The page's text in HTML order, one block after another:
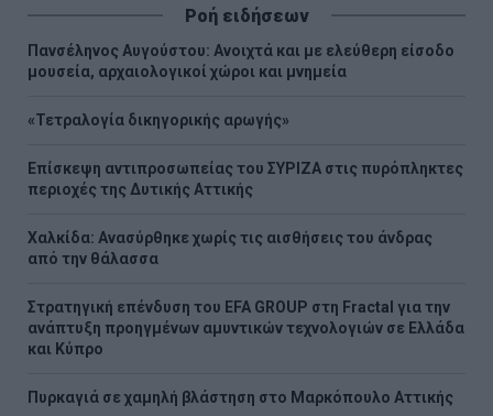
Ροή ειδήσεων
Πανσέληνος Αυγούστου: Ανοιχτά και με ελεύθερη είσοδο
μουσεία, αρχαιολογικοί χώροι και μνημεία
«Τετραλογία δικηγορικής αρωγής»
Επίσκεψη αντιπροσωπείας του ΣΥΡΙΖΑ στις πυρόπληκτες
περιοχές της Δυτικής Αττικής
Χαλκίδα: Ανασύρθηκε χωρίς τις αισθήσεις του άνδρας
από την θάλασσα
Στρατηγική επένδυση του EFA GROUP στη Fractal για την
ανάπτυξη προηγμένων αμυντικών τεχνολογιών σε Ελλάδα
και Κύπρο
Πυρκαγιά σε χαμηλή βλάστηση στο Μαρκόπουλο Αττικής